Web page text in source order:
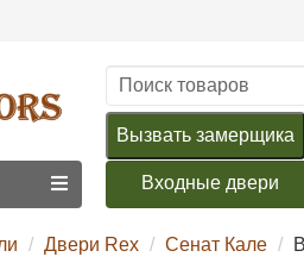
Вызвать замерщика
Входные двери
Двери Rex Сенат Кале